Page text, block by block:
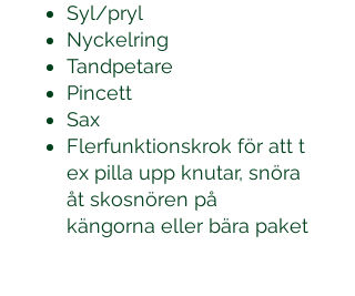
Syl/pryl
Nyckelring
Tandpetare
Pincett
Sax
Flerfunktionskrok för att t
ex pilla upp knutar, snöra
åt skosnören på
kängorna eller bära paket